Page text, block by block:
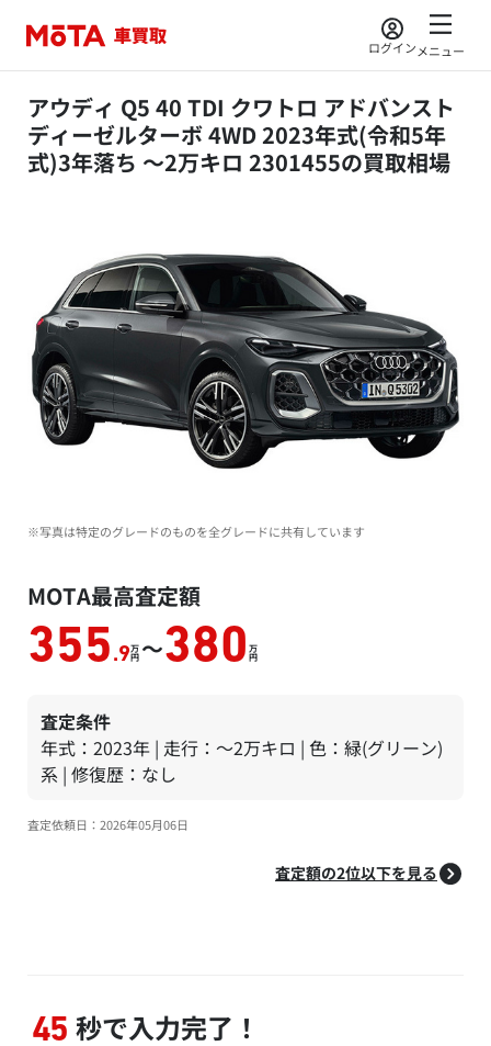
ログインメニュー
アウディ Q5 40 TDI クワトロ アドバンスト
ディーゼルターボ 4WD 2023年式(令和5年
式)3年落ち ～2万キロ 2301455の買取相場
※写真は特定のグレードのものを全グレードに共有しています
MOTA最高査定額
355 .9万
円 ～380 万
円
査定条件
年式：2023年 | 走行：～2万キロ | 色：緑(グリーン)
系 | 修復歴：なし
査定依頼日：2026年05月06日
査定額の2位以下を見る
45 秒で入力完了！